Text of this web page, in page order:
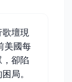
歌壇現
美國每
卻陷
局。